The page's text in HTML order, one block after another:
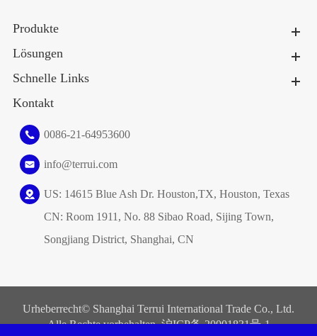
Produkte
Lösungen
Schnelle Links
Kontakt
0086-21-64953600
info@terrui.com
US: 14615 Blue Ash Dr. Houston,TX, Houston, Texas
CN: Room 1911, No. 88 Sibao Road, Sijing Town,
Songjiang District, Shanghai, CN
Urheberrecht© Shanghai Terrui International Trade Co., Ltd.
Alle Rechte vorbehalten. 沪ICP备20001831号-1